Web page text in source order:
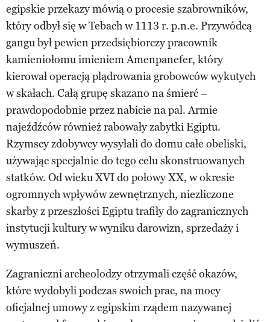
egipskie przekazy mówią o procesie szabrowników,
który odbył się w Tebach w 1113 r. p.n.e. Przywódcą
gangu był pewien przedsiębiorczy pracownik
kamieniołomu imieniem Amenpanefer, który
kierował operacją plądrowania grobowców wykutych
w skałach. Całą grupę skazano na śmierć –
prawdopodobnie przez nabicie na pal. Armie
najeźdźców również rabowały zabytki Egiptu.
Rzymscy zdobywcy wysyłali do domu całe obeliski,
używając specjalnie do tego celu skonstruowanych
statków. Od wieku XVI do połowy XX, w okresie
ogromnych wpływów zewnętrznych, niezliczone
skarby z przeszłości Egiptu trafiły do zagranicznych
instytucji kultury w wyniku darowizn, sprzedaży i
wymuszeń.
Zagraniczni archeolodzy otrzymali część okazów,
które wydobyli podczas swoich prac, na mocy
oficjalnej umowy z egipskim rządem nazywanej